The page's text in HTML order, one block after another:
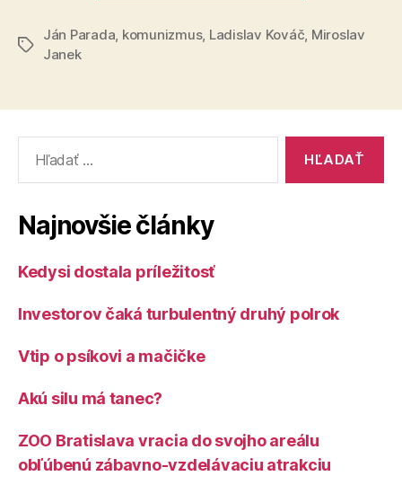
čias“
Značky
Ján Parada, komunizmus, Ladislav Kováč, Miroslav
Janek
Najnovšie články
Kedysi dostala príležitosť
Investorov čaká turbulentný druhý polrok
Vtip o psíkovi a mačičke
Akú silu má tanec?
ZOO Bratislava vracia do svojho areálu
obľúbenú zábavno-vzdelávaciu atrakciu